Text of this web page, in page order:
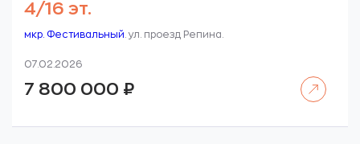
4/16 эт.
мкр. Фестивальный . ул. проезд Репина.
07.02.2026
7 800 000 ₽